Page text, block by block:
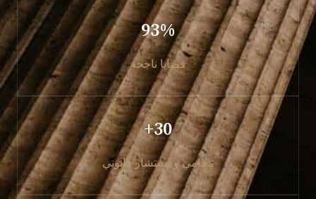
93%
قضايا ناجحة
30+
محامي ومستشار قانوني